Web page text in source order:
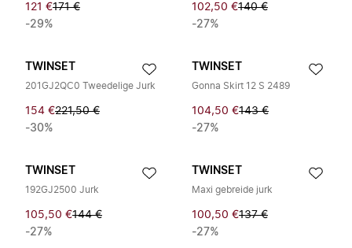
121 €171 €
-29%
102,50 €140 €
-27%
TWINSET
201GJ2QC0 Tweedelige Jurk
154 €221,50 €
-30%
TWINSET
Gonna Skirt 12 S 2489
104,50 €143 €
-27%
TWINSET
192GJ2500 Jurk
105,50 €144 €
-27%
TWINSET
Maxi gebreide jurk
100,50 €137 €
-27%